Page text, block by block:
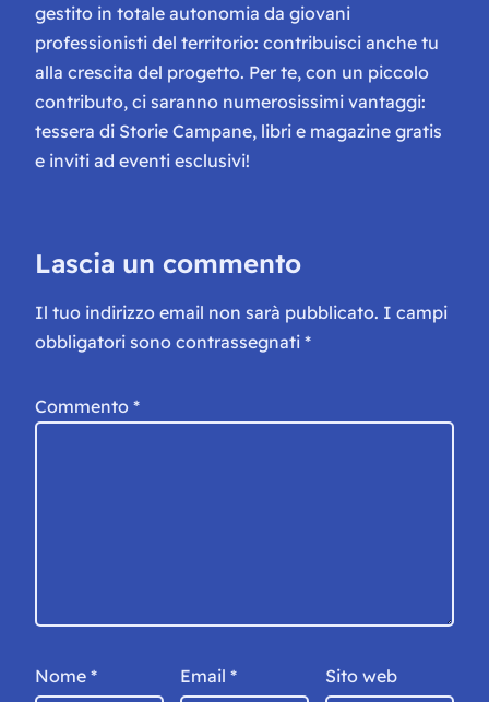
gestito in totale autonomia da giovani
professionisti del territorio: contribuisci anche tu
alla crescita del progetto. Per te, con un piccolo
contributo, ci saranno numerosissimi vantaggi:
tessera di Storie Campane, libri e magazine gratis
e inviti ad eventi esclusivi!
Lascia un commento
Il tuo indirizzo email non sarà pubblicato. I campi
obbligatori sono contrassegnati *
Commento *
Nome * Email * Sito web